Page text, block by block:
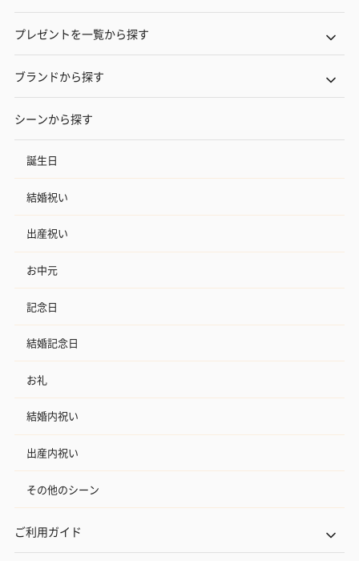
プレゼントを一覧から探す
ブランドから探す
シーンから探す
誕生日
結婚祝い
出産祝い
お中元
記念日
結婚記念日
お礼
結婚内祝い
出産内祝い
その他のシーン
ご利用ガイド